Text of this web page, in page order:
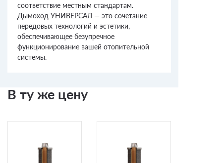
соответствие местным стандартам.
Дымоход УНИВЕРСАЛ — это сочетание
передовых технологий и эстетики,
обеспечивающее безупречное
функционирование вашей отопительной
системы.
В ту же цену